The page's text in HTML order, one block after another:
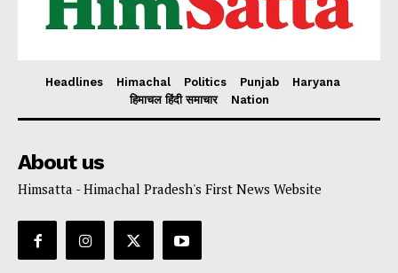
Headlines Himachal Politics Punjab
Haryana
हिमाचल हिंदी समाचार
Nation
About us
Himsatta - Himachal Pradesh's First News Website